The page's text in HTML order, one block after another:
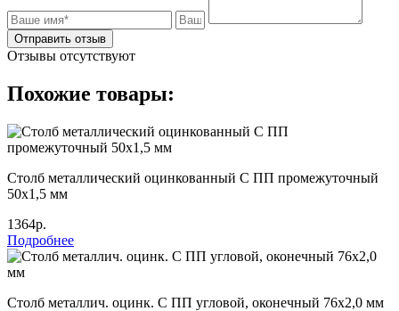
Отправить отзыв
Отзывы отсутствуют
Похожие товары:
Столб металлический оцинкованный С ПП промежуточный
50х1,5 мм
1364р.
Подробнее
Столб металлич. оцинк. С ПП угловой, оконечный 76х2,0 мм